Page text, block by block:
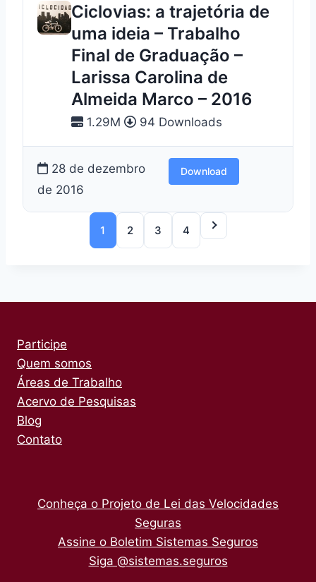
Ciclovias: a trajetória de
uma ideia – Trabalho
Final de Graduação –
Larissa Carolina de
Almeida Marco – 2016
1.29M 94 Downloads
28 de dezembro
de 2016
Download
1 2 3 4
Participe
Quem somos
Áreas de Trabalho
Acervo de Pesquisas
Blog
Contato
Conheça o Projeto de Lei das Velocidades
Seguras
Assine o Boletim Sistemas Seguros
Siga @sistemas.seguros